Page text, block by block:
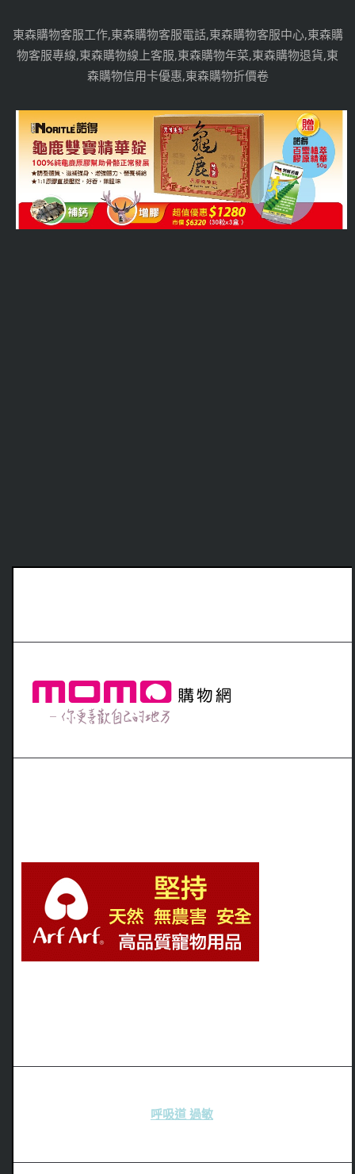
東森購物客服工作,東森購物客服電話,東森購物客服中心,東森購
物客服專線,東森購物線上客服,東森購物年菜,東森購物退貨,東
森購物信用卡優惠,東森購物折價卷
呼吸道 過敏